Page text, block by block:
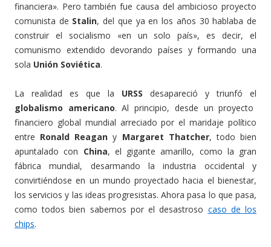
financiera». Pero también fue causa del ambicioso proyecto
comunista de Stalin, del que ya en los años 30 hablaba de
construir el socialismo «en un solo país», es decir, el
comunismo extendido devorando países y formando una
sola Unión Soviética.
La realidad es que la URSS desapareció y triunfó el
globalismo americano. Al principio, desde un proyecto
financiero global mundial arreciado por el maridaje político
entre Ronald Reagan y Margaret Thatcher, todo bien
apuntalado con China, el gigante amarillo, como la gran
fábrica mundial, desarmando la industria occidental y
convirtiéndose en un mundo proyectado hacia el bienestar,
los servicios y las ideas progresistas. Ahora pasa lo que pasa,
como todos bien sabemos por el desastroso caso de los
chips.